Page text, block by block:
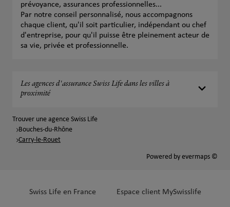
prévoyance, assurances professionnelles...
Par notre conseil personnalisé, nous accompagnons
chaque client, qu'il soit particulier, indépendant ou chef
d'entreprise, pour qu'il puisse être pleinement acteur de
sa vie, privée et professionnelle.
Les agences d'assurance Swiss Life dans les villes à
proximité
Trouver une agence Swiss Life
Bouches-du-Rhône
Carry-le-Rouet
Powered by evermaps ©
Swiss Life en France Espace client MySwisslife